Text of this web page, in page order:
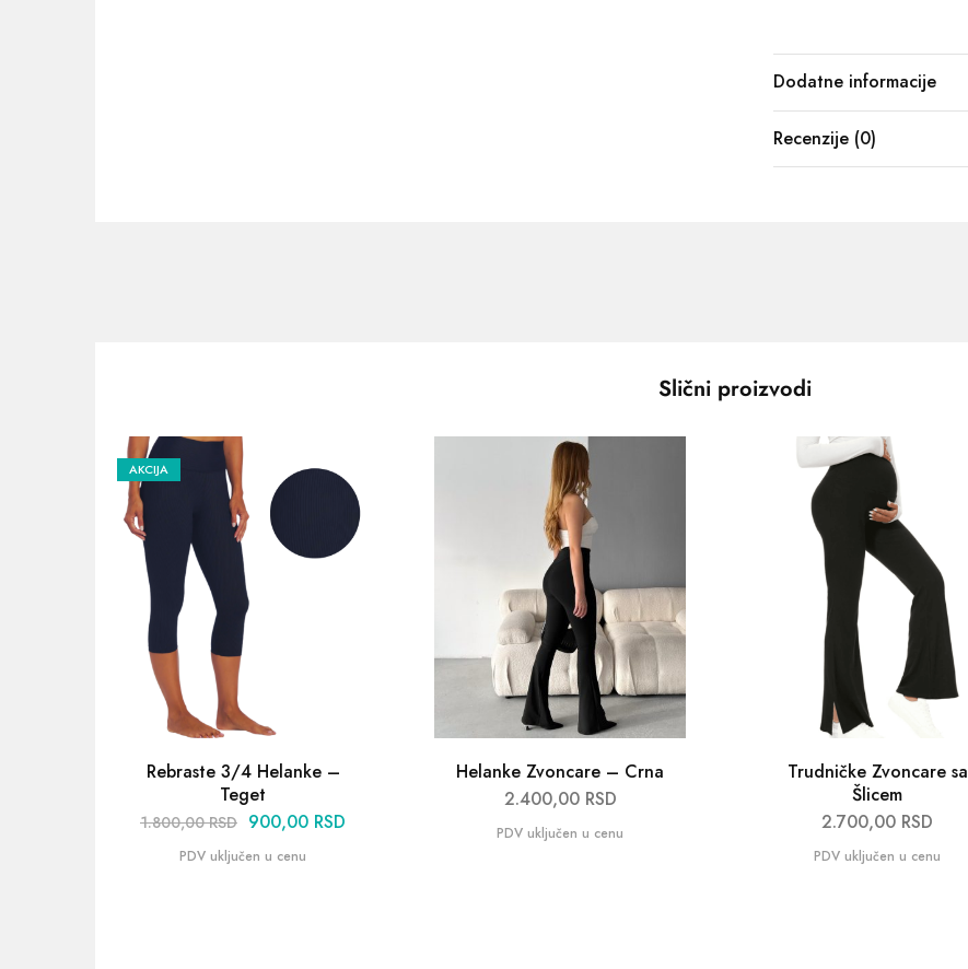
Dodatne informacije
Recenzije (0)
Slični proizvodi
AKCIJA
Rebraste 3/4 Helanke –
Teget
1.800,00RSD 900,00 RSD
Helanke Zvoncare – Crna
2.400,00 RSD
Trudničke Zvoncare sa
Šlicem
2.700,00 RSD